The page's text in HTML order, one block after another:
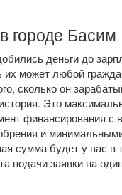
городе Басим
деньги до
их может любой
сколько он
Это
финансирования с
и
сумма будет у вас в
подачи заявки на